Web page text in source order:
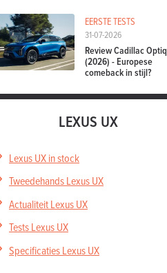
EERSTE TESTS
31-07-2026
Review Cadillac Optiq
(2026) - Europese
comeback in stijl?
LEXUS UX
Lexus UX in stock
Tweedehands Lexus UX
Actualiteit Lexus UX
Tests Lexus UX
Specificaties Lexus UX